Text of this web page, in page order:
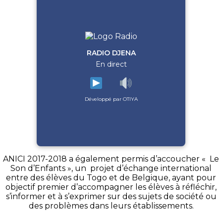
RADIO DJENA
En direct
Développé par OTIYA
ANICI 2017-2018 a également permis d’accoucher « Le
Son d’Enfants », un projet d’échange international
entre des élèves du Togo et de Belgique, ayant pour
objectif premier d’accompagner les élèves à réfléchir,
s’informer et à s’exprimer sur des sujets de société ou
des problèmes dans leurs établissements.